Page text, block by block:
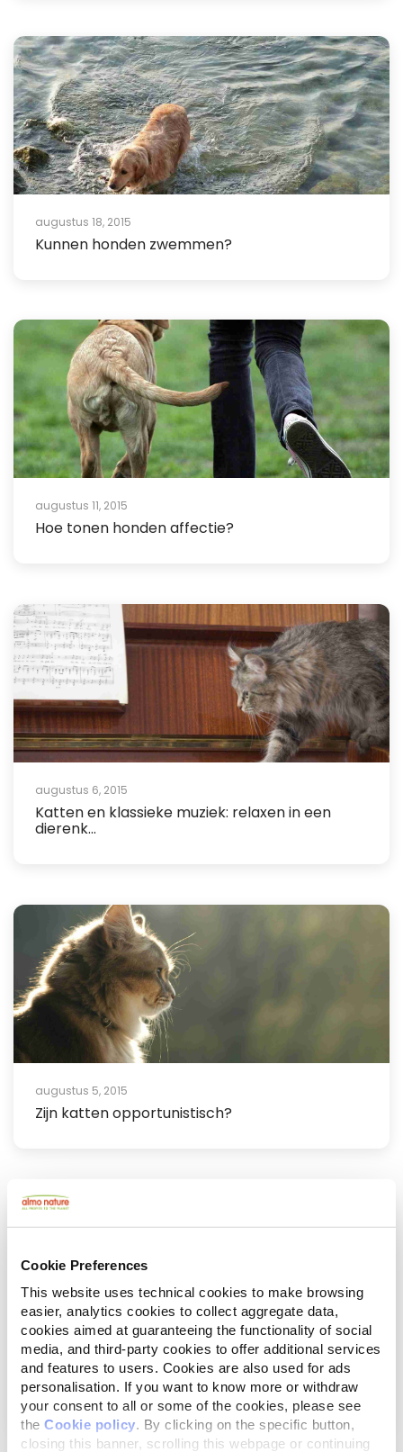
Cookie Preferences
This website uses technical cookies to make browsing
easier, analytics cookies to collect aggregate data,
cookies aimed at guaranteeing the functionality of social
media, and third-party cookies to offer additional services
and features to users. Cookies are also used for ads
personalisation. If you want to know more or withdraw
your consent to all or some of the cookies, please see
the Cookie policy. By clicking on the specific button,
closing this banner, scrolling this webpage or continuing
augustus 18, 2015
Kunnen honden zwemmen?
augustus 11, 2015
Hoe tonen honden affectie?
augustus 6, 2015
Katten en klassieke muziek: relaxen in een
dierenk...
augustus 5, 2015
Zijn katten opportunistisch?
juli 29, 2015
Knuffel de hond: ‘zijn oogpunt'